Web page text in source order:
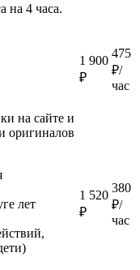
на 4 часа.
1 900
₽
475
₽/
час
на сайте и
оригиналов
лет
1 520
₽
380
₽/
час